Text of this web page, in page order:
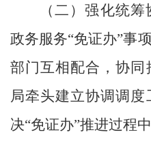
（二）强化统筹
政务服务“免证办”事
部门互相配合，协同
局牵头建立协调调
决“免证办”推进过程